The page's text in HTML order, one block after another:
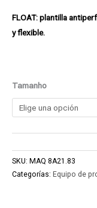
FLOAT: plantilla
y flexible.
Tamanho
SKU: MAQ 8A21.83
Categorías: Equipo de